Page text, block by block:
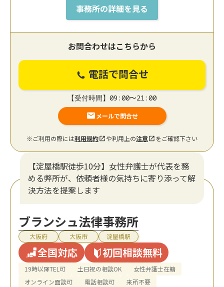
事務所の詳細を見る
お問合わせはこちらから
電話で問合せ
【受付時間】09:00〜21:00
メールで問合せ
※ご利用の際には利用規約 や利用上の注意 をご確認下さい
【淀屋橋駅徒歩10分】女性弁護士が代表を務
める弊所が、依頼者様の気持ちに寄り添って解
決方法を提案します
ブランシュ法律事務所
大阪府 大阪市 淀屋橋駅
全国対応 初回相談無料
19時以降TEL可 土日祝の相談OK
女性弁護士在籍
オンライン面談可
電話相談可 来所不要